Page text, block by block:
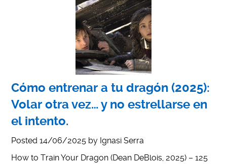
Cómo entrenar a tu dragón (2025):
Volar otra vez… y no estrellarse en
el intento.
Posted14/06/2025 by Ignasi Serra
How to Train Your Dragon (Dean DeBlois, 2025) – 125